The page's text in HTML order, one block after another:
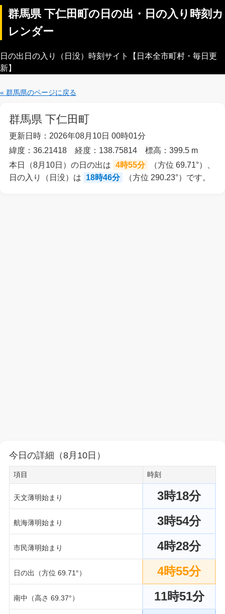
群馬県 下仁田町の日の出・日の入り時刻カ
レンダー
日の出日の入り（日没）時刻サイト【日本全市町村・毎日更
新】
« 群馬県のページに戻る
群馬県 下仁田町
更新日時：2026年08月10日 00時01分
緯度：36.21418 経度：138.75814 標高：399.5 m
本日（8月10日）の日の出は 4時55分
（方位 69.71°）、
日の入り（日没）は
18時46分 （方位 290.23°）です。
今日の詳細（8月10日）
項目 時刻
天文薄明始まり 3時18分
航海薄明始まり 3時54分
市民薄明始まり 4時28分
日の出（方位 69.71°） 4時55分
南中（高さ 69.37°） 11時51分